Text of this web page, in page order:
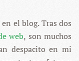
el blog. Tras dos
web, son muchos
despacito en mi